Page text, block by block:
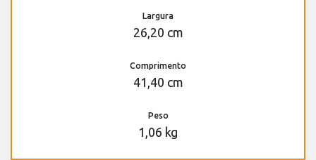
Largura
26,20 cm
Comprimento
41,40 cm
Peso
1,06 kg